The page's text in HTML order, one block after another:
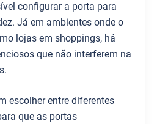
configurar a porta para
Já em ambientes onde o
lojas em shoppings, há
que não interferem na
escolher entre diferentes
que as portas